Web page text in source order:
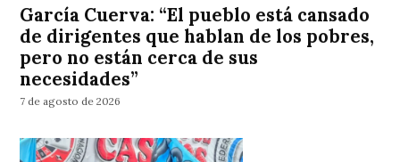
García Cuerva: “El pueblo está cansado
de dirigentes que hablan de los pobres,
pero no están cerca de sus
necesidades”
7 de agosto de 2026